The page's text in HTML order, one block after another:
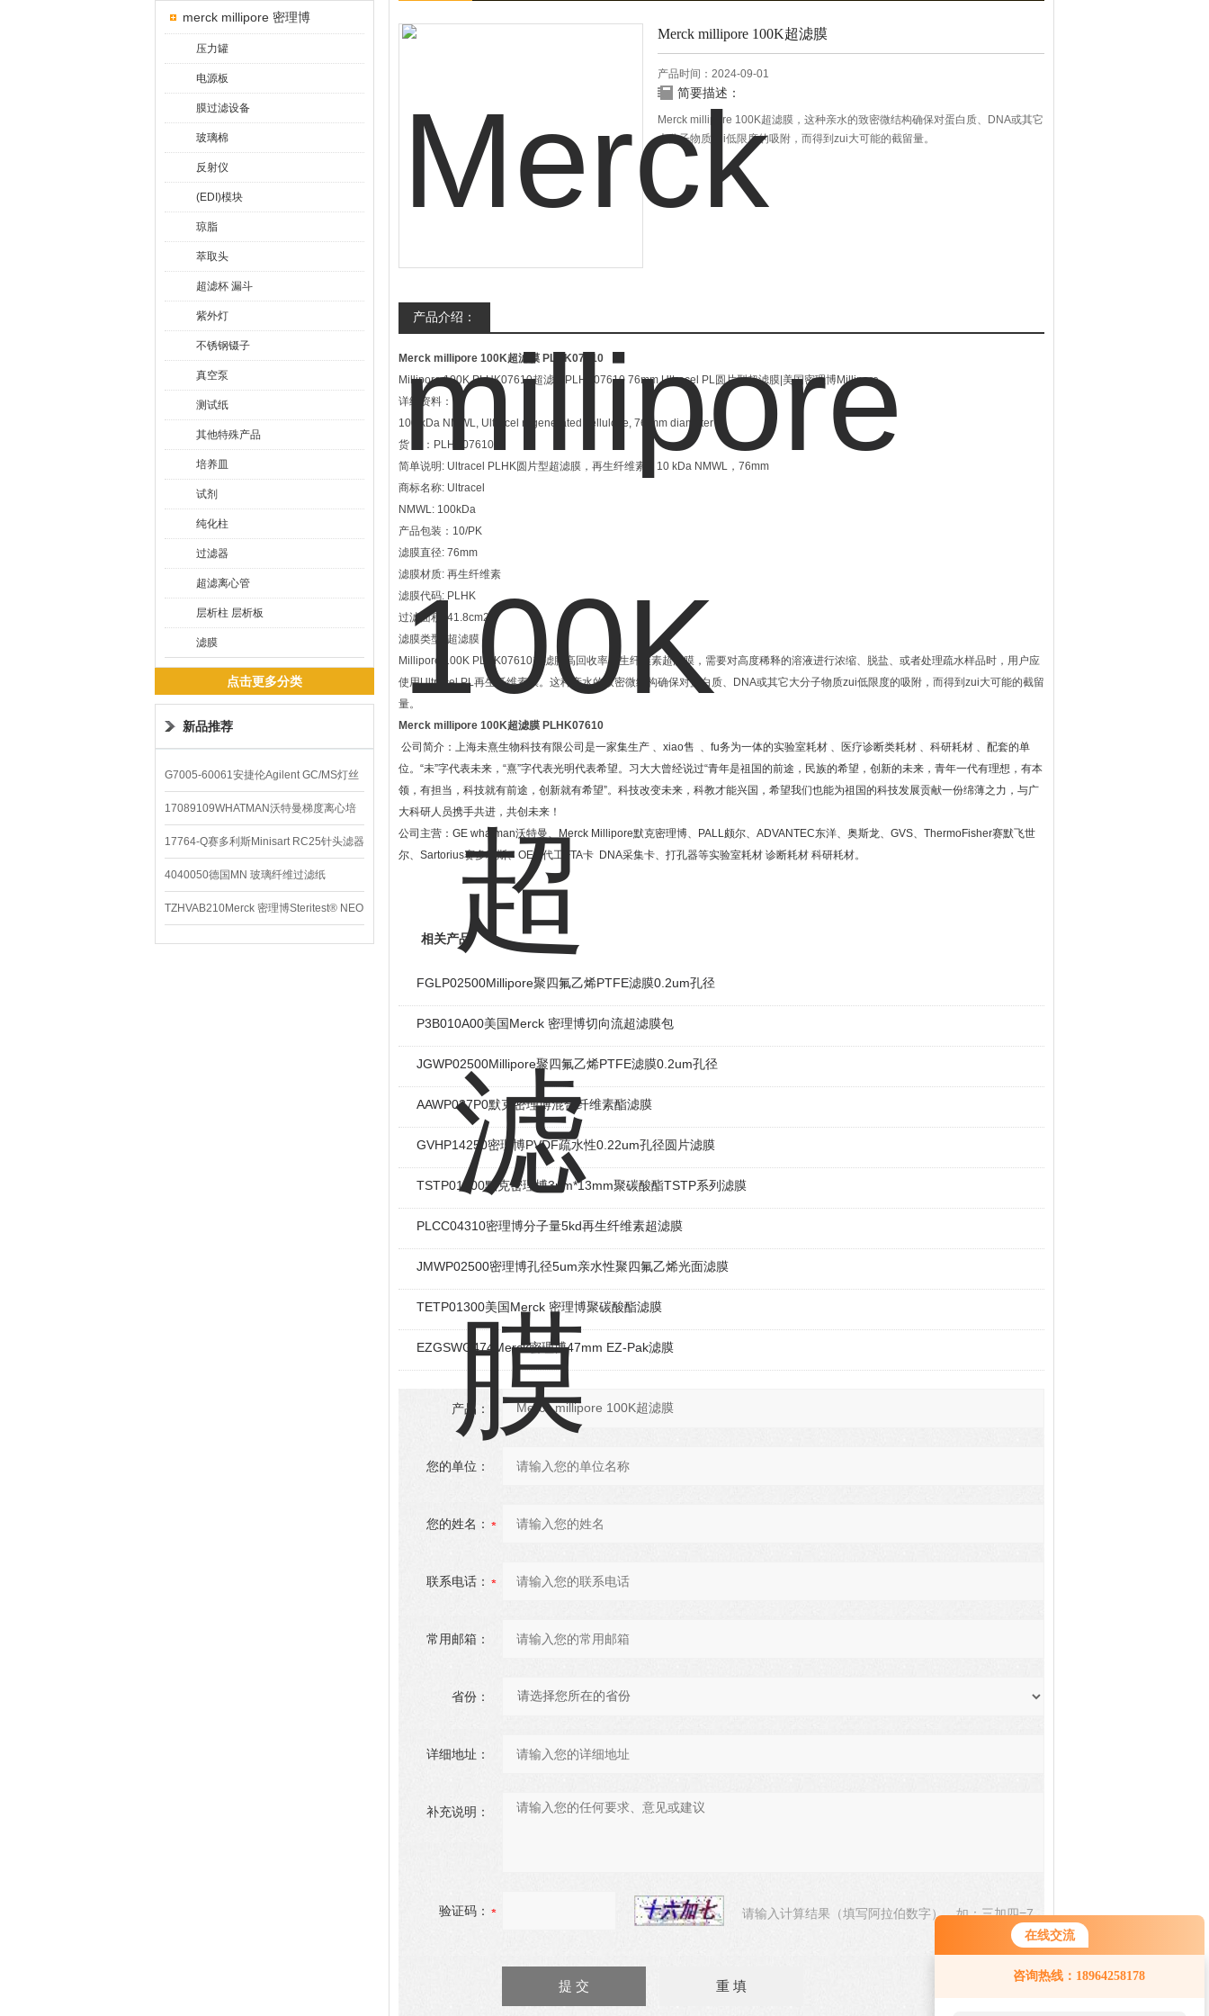
在线交流
咨询热线：18964258178
merck millipore 密理博
压力罐
电源板
膜过滤设备
玻璃棉
反射仪
(EDI)模块
琼脂
萃取头
超滤杯 漏斗
紫外灯
不锈钢镊子
真空泵
测试纸
其他特殊产品
培养皿
试剂
纯化柱
过滤器
超滤离心管
层析柱 层析板
滤膜
点击更多分类
新品推荐
G7005-60061安捷伦Agilent GC/MS灯丝
配件
17089109WHATMAN沃特曼梯度离心培
养基
17764-Q赛多利斯Minisart RC25针头滤器
4040050德国MN 玻璃纤维过滤纸
TZHVAB210Merck 密理博Steritest® NEO
设备
Merck millipore 100K超滤膜
产品时间：2024-09-01
简要描述：
Merck millipore 100K超滤膜，这种亲水的致密微结构确保对蛋白质、DNA或其它
大分子物质zui低限度的吸附，而得到zui大可能的截留量。
产品介绍：
Merck millipore 100K超滤膜 PLHK07610
Millipore 100K PLHK07610超滤膜PLHK07610 76mm Ultracel PL圆片型超滤膜|美国密理博Millipore
详细资料：
100 kDa NMWL, Ultracel regenerated cellulose, 76 mm diameter
货 号：PLHK07610
简单说明: Ultracel PLHK圆片型超滤膜，再生纤维素，10 kDa NMWL，76mm
商标名称: Ultracel
NMWL: 100kDa
产品包装：10/PK
滤膜直径: 76mm
滤膜材质: 再生纤维素
滤膜代码: PLHK
过滤面积: 41.8cm2
滤膜类型: 超滤膜
Millipore 100K PLHK07610超滤膜高回收率再生纤维素超滤膜，需要对高度稀释的溶液进行浓缩、脱盐、或者处理疏水样品时，用户应
使用Ultracel PL再生纤维素膜。这种亲水的致密微结构确保对蛋白质、DNA或其它大分子物质zui低限度的吸附，而得到zui大可能的截留
量。
Merck millipore 100K超滤膜 PLHK07610
公司简介：上海未熹生物科技有限公司是一家集生产 、 xiao售 、 fu务为一体的实验室耗材 、医疗诊断类耗材 、科研耗材 、配套的单
位。 “未”字代表未来， “熹”字代表光明代表希望。习大大曾经说过“青年是祖国的前途，民族的希望，创新的未来，青年一代有理想，有本
领，有担当，科技就有前途，创新就有希望”。科技改变未来，科教才能兴国，希望我们也能为祖国的科技发展贡献一份绵薄之力，与广
大科研人员携手共进，共创未来！
公司主营： GE whatman沃特曼、 Merck Millipore默克密理博、 PALL颇尔、 ADVANTEC东洋、奥斯龙、 GVS、 ThermoFisher赛默飞世
尔、 Sartorius赛多利斯、 OEM代工 FTA卡 DNA采集卡、打孔器等实验室耗材 诊断耗材 科研耗材。
相关产品
FGLP02500Millipore聚四氟乙烯PTFE滤膜0.2um孔径
P3B010A00美国Merck 密理博切向流超滤膜包
JGWP02500Millipore聚四氟乙烯PTFE滤膜0.2um孔径
AAWP037P0默克密理博混合纤维素酯滤膜
GVHP14250密理博PVDF疏水性0.22um孔径圆片滤膜
TSTP01300默克密理博3um*13mm聚碳酸酯TSTP系列滤膜
PLCC04310密理博分子量5kd再生纤维素超滤膜
JMWP02500密理博孔径5um亲水性聚四氟乙烯光面滤膜
TETP01300美国Merck 密理博聚碳酸酯滤膜
EZGSWG474Merck密理博47mm EZ-Pak滤膜
产品：
您的单位：
您的姓名：
联系电话：
常用邮箱：
省份：
详细地址：
补充说明：
验证码： 请输入计算结果（填写阿拉伯数字），如：三加四=7